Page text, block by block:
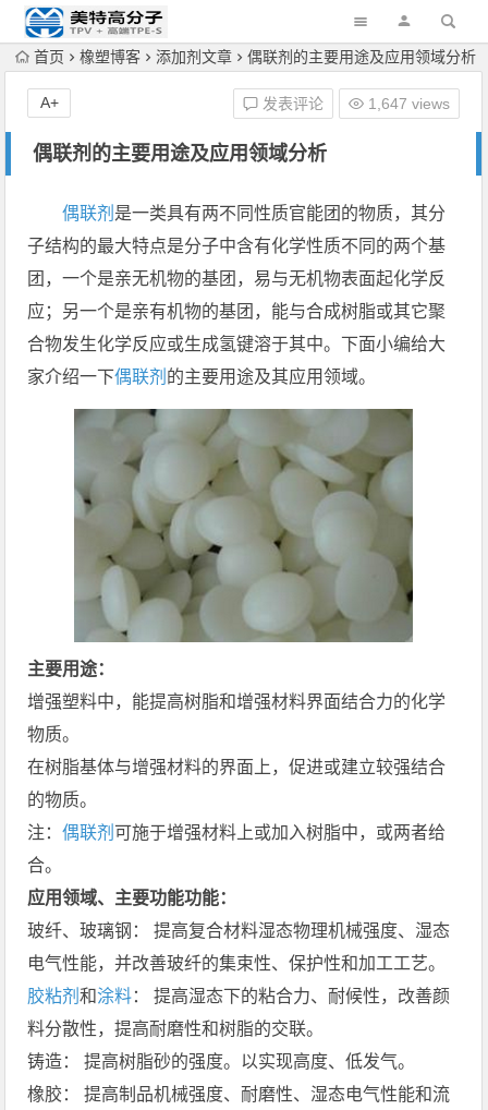
首页 橡塑博客 添加剂文章 偶联剂的主要用途及应用领域分析
偶联剂的主要用途及应用领域分析
发表评论 1,647 views
A+
偶联剂 是一类具有两不同性质官能团的物质，其分
子结构的最大特点是分子中含有化学性质不同的两个基
团，一个是亲无机物的基团，易与无机物表面起化学反
应；另一个是亲有机物的基团，能与合成树脂或其它聚
合物发生化学反应或生成氢键溶于其中。下面小编给大
家介绍一下偶联剂 的主要用途及其应用领域。
主要用途：
增强塑料中，能提高树脂和增强材料界面结合力的化学
物质。
在树脂基体与增强材料的界面上，促进或建立较强结合
的物质。
注：偶联剂 可施于增强材料上或加入树脂中，或两者给
合。
应用领域、主要功能功能：
玻纤、玻璃钢： 提高复合材料湿态物理机械强度、湿态
电气性能，并改善玻纤的集束性、保护性和加工工艺。
胶粘剂和涂料： 提高湿态下的粘合力、耐候性，改善颜
料分散性，提高耐磨性和树脂的交联。
铸造： 提高树脂砂的强度。以实现高度、低发气。
橡胶： 提高制品机械强度、耐磨性、湿态电气性能和流